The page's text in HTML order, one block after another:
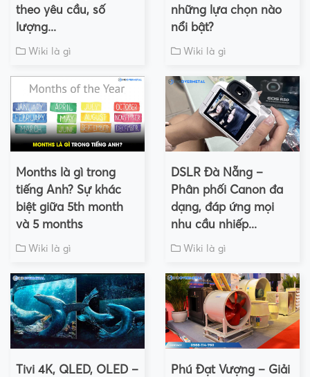
theo yêu cầu, số
lượng...
Wiki là gì
những lựa chọn nào
nổi bật?
Wiki là gì
Months là gì trong
tiếng Anh? Sự khác
biệt giữa 5th month
và 5 months
Wiki là gì
DSLR Đà Nẵng –
Phân phối Canon đa
dạng, đáp ứng mọi
nhu cầu nhiếp...
Wiki là gì
Tivi 4K, QLED, OLED –
Phú Đạt Vượng – Giải